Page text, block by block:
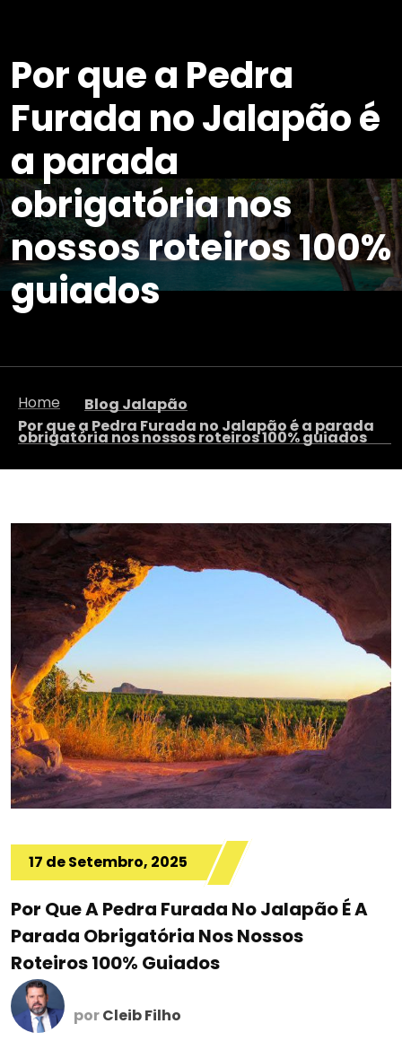
Por que a Pedra
Furada no Jalapão é
a parada
obrigatória nos
nossos roteiros 100%
guiados
Home
Blog Jalapão
Por que a Pedra Furada no Jalapão é a parada
obrigatória nos nossos roteiros 100% guiados
17 de Setembro, 2025
Por Que A Pedra Furada No Jalapão É A
Parada Obrigatória Nos Nossos
Roteiros 100% Guiados
porCleib Filho